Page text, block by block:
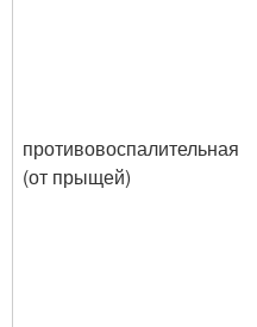
противовоспалительная
(от прыщей)